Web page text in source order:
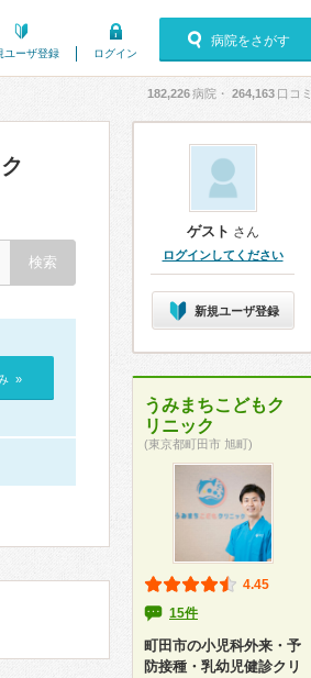
ユーザ登録 ログイン
病院をさがす
182,226病院・ 264,163 口コミ
»
ゲスト さん
ログインしてください
新規ユーザ登録
うみまちこどもク
リニック
(東京都町田市 旭町)
4.45
15件
町田市の小児科外来・予
防接種・乳幼児健診クリ